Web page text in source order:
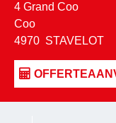
4 Grand Coo
Coo
4970 STAVELOT